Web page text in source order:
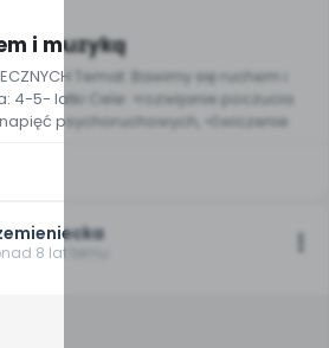
i muzyką
Temat: Bawimy się ruchem i
4-5- latki Cele: •rozwijanie poczucia
psychoruchowych, •ćwiczenie
8 lat temu